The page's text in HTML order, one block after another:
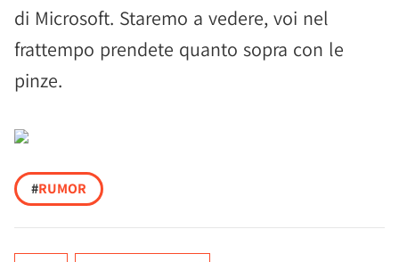
di Microsoft. Staremo a vedere, voi nel
frattempo prendete quanto sopra con le
pinze.
#RUMOR